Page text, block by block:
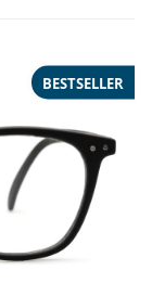
BESTSELLER